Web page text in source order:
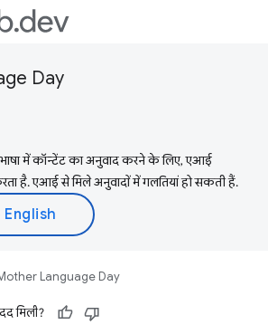
Day
में कॉन्टेंट का अनुवाद करने के लिए, एआई
है. एआई से मिले अनुवादों में गलतियां हो सकती हैं.
Language Day
मिली?